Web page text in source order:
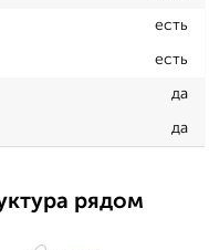
есть
есть
да
да
рядом